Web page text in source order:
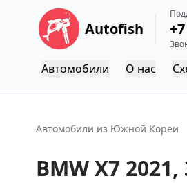
Autofish
Автомобили О нас
Автомобили из Южной Кореи
BMWX7 2021,